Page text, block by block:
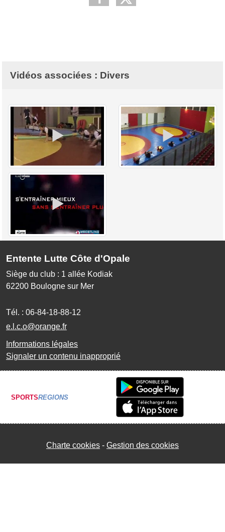
Vidéos associées : Divers
Entente Lutte Côte d'Opale
Siège du club : 1 allée Kodiak
62200 Boulogne sur Mer
Tél. : 06-84-18-88-12
e.l.c.o@orange.fr
Informations légales
Signaler un contenu inapproprié
SPORTSREGIONS
Charte cookies Gestion des cookies